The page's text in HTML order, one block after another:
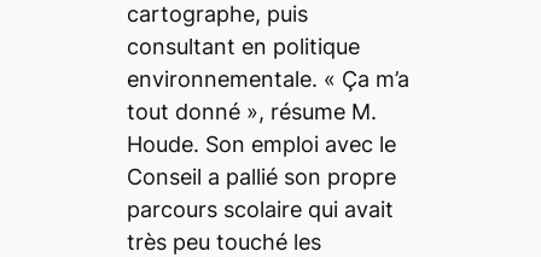
cartographe, puis
consultant en politique
environnementale. « Ça m’a
tout donné », résume M.
Houde. Son emploi avec le
Conseil a pallié son propre
parcours scolaire qui avait
très peu touché les